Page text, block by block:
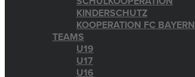
KINDERSCHUTZ
KOOPERATION FC BAYERN
TEAMS
U19
U17
U16